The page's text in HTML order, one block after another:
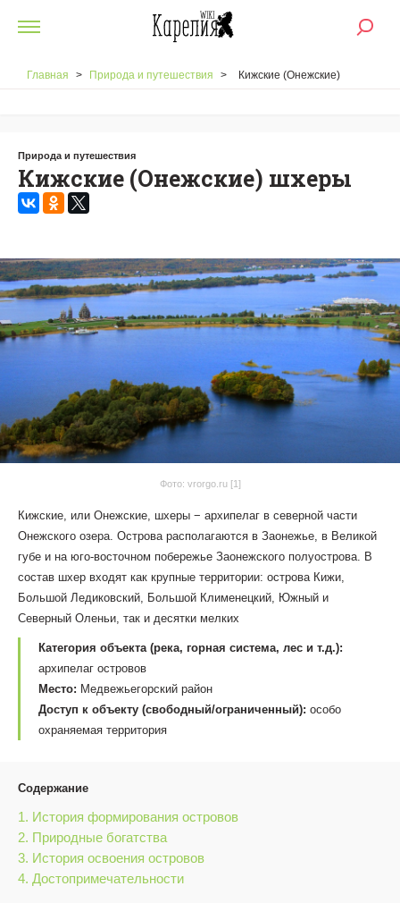
Главная > Природа и путешествия >
Кижские (Онежские)
Природа и путешествия
Кижские (Онежские) шхеры
Фото: vrorgo.ru [1]
Кижские, или Онежские, шхеры − архипелаг в северной части
Онежского озера. Острова располагаются в Заонежье, в Великой
губе и на юго-восточном побережье Заонежского полуострова. В
состав шхер входят как крупные территории: острова Кижи,
Большой Ледиковский, Большой Клименецкий, Южный и
Северный Оленьи, так и десятки мелких
Категория объекта (река, горная система, лес и т.д.):
архипелаг островов
Место: Медвежьегорский район
Доступ к объекту (свободный/ограниченный): особо
охраняемая территория
Содержание
1. История формирования островов
2. Природные богатства
3. История освоения островов
4. Достопримечательности